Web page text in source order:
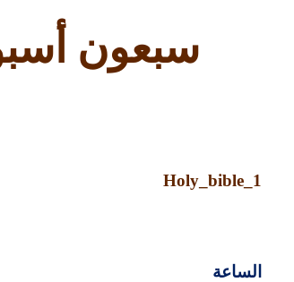
سبعون
Holy_bible_1
الساعة